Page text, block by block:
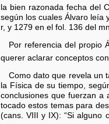
la bien razonada fecha del
según los cuales Álvaro leía
r, y 1279 en el fol. 136 del
Por referencia del propio
querer aclarar conceptos
Como dato que revela un
la Física de su tiempo,
conclusiones que fuerzan a
tocado estos temas para
(cans. VIII y IX): “Si alguno